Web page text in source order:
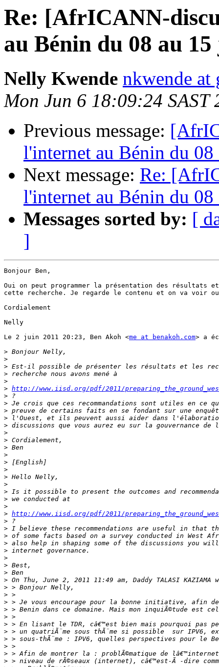
Re: [AfrICANN-
au Bénin du 08 au
Nelly Kwende nkwende at
Mon Jun 6 18:09:24 SAST
Previous message:
l'internet au Bénin du
Next message: Re:
l'internet au Bénin du
Messages sorted by: [
]
Bonjour Ben,
Oui on peut programmer la présentation des résultats et
cette recherche. Je regarde le contenu et on va voir
Cordialement
Nelly
Le 2 juin 2011 20:23, Ben Akoh <me at benakoh.com> a
>
>
>
>
>
> http://www.iisd.org/pdf/2011/
>
>
>
>
>
>
>
>
>
>
>
>
>
>
>
>
> http://www.iisd.org/pdf/2011/
>
>
>
>
>
>
>
>
>
>
>
>
>
>
>
>
>
>
>
>